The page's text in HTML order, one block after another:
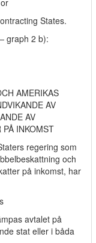
States.
graph 2 b):
AMERIKAS
AV
AV
PÅ INKOMST
regering som
och
på inkomst, har
avtalet på
stat eller i båda